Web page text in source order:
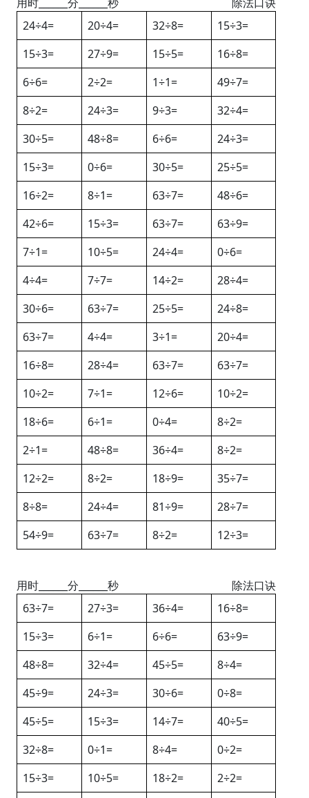
24÷4=
20÷4= 32÷8=
15÷3=
15÷3=
27÷9= 15÷5=
16÷8=
6÷6=
2÷2= 1÷1=
49÷7=
8÷2=
24÷3= 9÷3=
32÷4=
30÷5=
48÷8= 6÷6=
24÷3=
15÷3=
0÷6= 30÷5=
25÷5=
16÷2=
8÷1= 63÷7=
48÷6=
42÷6=
15÷3= 63÷7=
63÷9=
7÷1=
10÷5= 24÷4=
0÷6=
4÷4=
7÷7= 14÷2=
28÷4=
30÷6=
63÷7= 25÷5=
24÷8=
63÷7=
4÷4= 3÷1=
20÷4=
16÷8=
28÷4= 63÷7=
63÷7=
10÷2=
7÷1= 12÷6=
10÷2=
18÷6=
6÷1= 0÷4=
8÷2=
2÷1=
48÷8= 36÷4=
8÷2=
12÷2=
8÷2= 18÷9=
35÷7=
8÷8=
24÷4= 81÷9=
28÷7=
54÷9=
63÷7= 8÷2= 12÷3=
用时______分______秒
除法口诀
63÷7=
27÷3= 36÷4=
16÷8=
15÷3=
6÷1= 6÷6=
63÷9=
48÷8=
32÷4= 45÷5=
8÷4=
45÷9=
24÷3= 30÷6=
0÷8=
45÷5=
15÷3= 14÷7=
40÷5=
32÷8=
0÷1= 8÷4=
0÷2=
15÷3=
10÷5= 18÷2=
2÷2=